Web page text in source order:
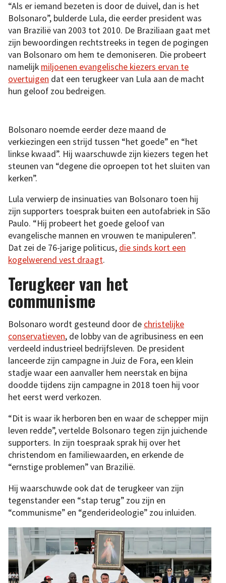
“Als er iemand bezeten is door de duivel, dan is het
Bolsonaro”, bulderde Lula, die eerder president was
van Brazilië van 2003 tot 2010. De Braziliaan gaat met
zijn bewoordingen rechtstreeks in tegen de pogingen
van Bolsonaro om hem te demoniseren. Die probeert
namelijk miljoenen evangelische kiezers ervan te
overtuigen dat een terugkeer van Lula aan de macht
hun geloof zou bedreigen.
Bolsonaro noemde eerder deze maand de
verkiezingen een strijd tussen “het goede” en “het
linkse kwaad”. Hij waarschuwde zijn kiezers tegen het
steunen van “degene die oproepen tot het sluiten van
kerken”.
Lula verwierp de insinuaties van Bolsonaro toen hij
zijn supporters toesprak buiten een autofabriek in São
Paulo. “Hij probeert het goede geloof van
evangelische mannen en vrouwen te manipuleren”.
Dat zei de 76-jarige politicus, die sinds kort een
kogelwerend vest draagt.
Terugkeer van het
communisme
Bolsonaro wordt gesteund door de christelijke
conservatieven, de lobby van de agribusiness en een
verdeeld industrieel bedrijfsleven. De president
lanceerde zijn campagne in Juiz de Fora, een klein
stadje waar een aanvaller hem neerstak en bijna
doodde tijdens zijn campagne in 2018 toen hij voor
het eerst werd verkozen.
“Dit is waar ik herboren ben en waar de schepper mijn
leven redde”, vertelde Bolsonaro tegen zijn juichende
supporters. In zijn toespraak sprak hij over het
christendom en familiewaarden, en erkende de
“ernstige problemen” van Brazilië.
Hij waarschuwde ook dat de terugkeer van zijn
tegenstander een “stap terug” zou zijn en
“communisme” en “genderideologie” zou inluiden.